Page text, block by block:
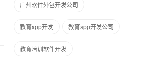
广州软件外包开发公司
教育app开发 教育app开发公司
教育培训软件开发